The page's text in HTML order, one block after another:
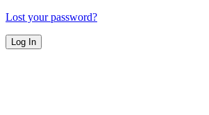
Lost your password?